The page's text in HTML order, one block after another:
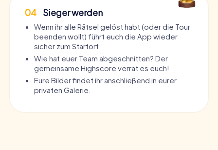
04 Sieger werden
Wenn ihr alle Rätsel gelöst habt (oder die Tour
beenden wollt) führt euch die App wieder
sicher zum Startort.
Wie hat euer Team abgeschnitten? Der
gemeinsame Highscore verrät es euch!
Eure Bilder findet ihr anschließend in eurer
privaten Galerie.